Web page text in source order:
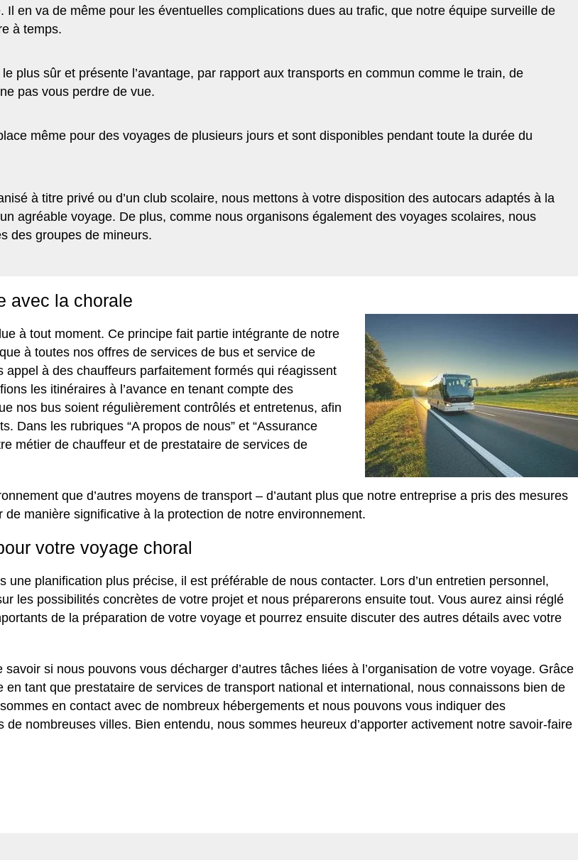
en va de même pour les éventuelles complications dues au trafic, que notre équipe surveille de
à temps.
plus sûr et présente l’avantage, par rapport aux transports en commun comme le train, de
pas vous perdre de vue.
même pour des voyages de plusieurs jours et sont disponibles pendant toute la durée du
à titre privé ou d’un club scolaire, nous mettons à votre disposition des autocars adaptés à la
agréable voyage. De plus, comme nous organisons également des voyages scolaires, nous
des groupes de mineurs.
avec la chorale
à tout moment. Ce principe fait partie intégrante de notre
à toutes nos offres de services de bus et service de
à des chauffeurs parfaitement formés qui réagissent
les itinéraires à l’avance en tenant compte des
nos bus soient régulièrement contrôlés et entretenus, afin
Dans les rubriques “A propos de nous” et “Assurance
métier de chauffeur et de prestataire de services de
que d’autres moyens de transport – d’autant plus que notre entreprise a pris des mesures
manière significative à la protection de notre environnement.
votre voyage choral
une planification plus précise, il est préférable de nous contacter. Lors d’un entretien personnel,
les possibilités concrètes de votre projet et nous préparerons ensuite tout. Vous aurez ainsi réglé
de la préparation de votre voyage et pourrez ensuite discuter des autres détails avec votre
savoir si nous pouvons vous décharger d’autres tâches liées à l’organisation de votre voyage. Grâce
en tant que prestataire de services de transport national et international, nous connaissons bien de
en contact avec de nombreux hébergements et nous pouvons vous indiquer des
de nombreuses villes. Bien entendu, nous sommes heureux d’apporter activement notre savoir-faire